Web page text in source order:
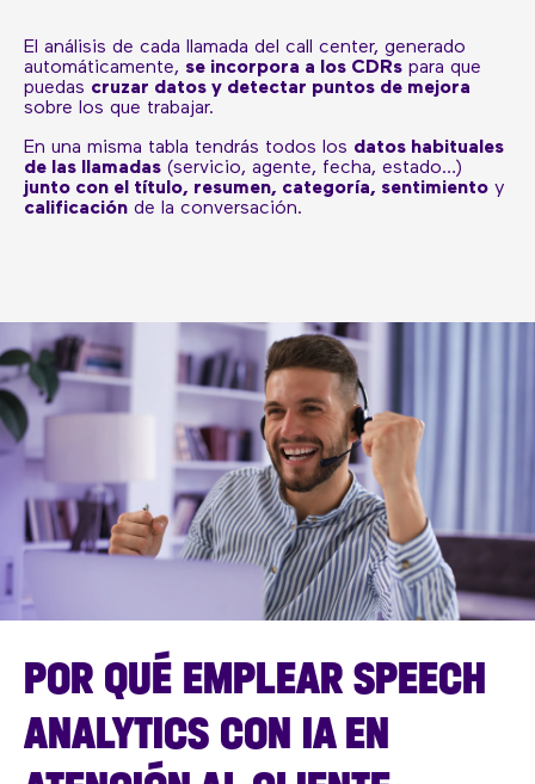
El análisis de cada llamada del call center, generado
automáticamente, se incorpora a los CDRs para que
puedas cruzar datos y detectar puntos de mejora
sobre los que trabajar.
En una misma tabla tendrás todos los datos habituales
de las llamadas (servicio, agente, fecha, estado…)
junto con el título, resumen, categoría, sentimiento y
calificación de la conversación.
POR QUÉ EMPLEAR SPEECH
ANALYTICS CON IA EN